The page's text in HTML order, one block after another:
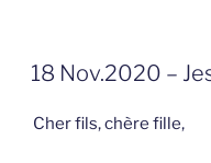
GEPLAATST
OP
18 Nov.2020 –
Cher fils, chère fille,